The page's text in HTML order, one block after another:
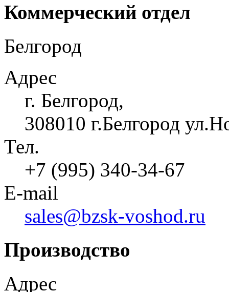
Коммерческий отдел
Белгород
Адрес
г. Белгород,
308010 г.Белгород
Тел.
+7 (995) 340-34-67
E-mail
sales@bzsk-voshod.ru
Производство
Адрес